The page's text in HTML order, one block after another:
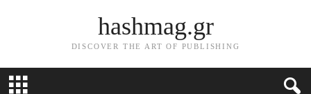
hashmag.gr
DISCOVER THE ART OF PUBLISHING